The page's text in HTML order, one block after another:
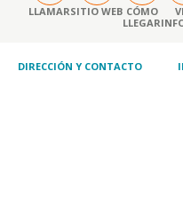
LLAMARSITIO WEB CÓMO
LLEGAR
DIRECCIÓN Y CONTACTO